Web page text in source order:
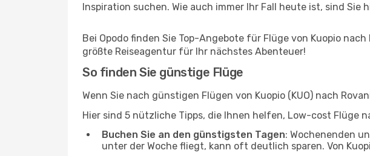
Inspiration suchen. Wie auch immer Ihr Fall heute ist, sind Sie
Bei Opodo finden Sie Top-Angebote für Flüge von Kuopio
größte Reiseagentur für Ihr nächstes Abenteuer!
So finden Sie günstige Flüge
Wenn Sie nach günstigen Flügen von Kuopio (KUO) nach
Hier sind 5 nützliche Tipps, die Ihnen helfen, Low-cost Flüge
Buchen Sie an den günstigsten Tagen: Wochenenden
unter der Woche fliegt, kann oft deutlich sparen. Von